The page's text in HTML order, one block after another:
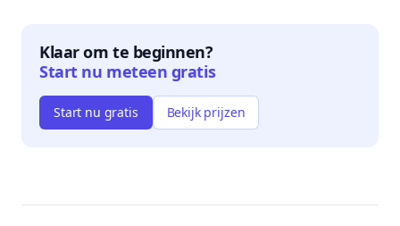
Klaar om te beginnen?
Start nu meteen gratis
Start nu gratis Bekijk prijzen